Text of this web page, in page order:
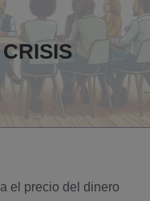
el precio del dinero